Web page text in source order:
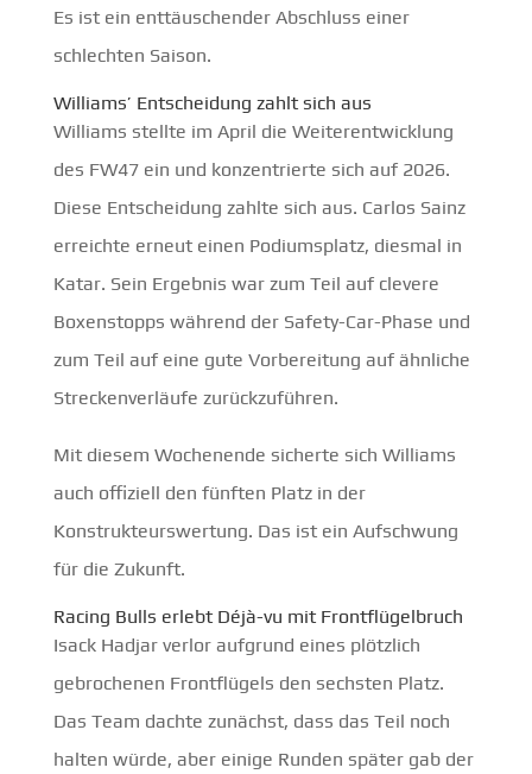
Es ist ein enttäuschender Abschluss einer
schlechten Saison.
Williams’ Entscheidung zahlt sich aus
Williams stellte im April die Weiterentwicklung
des FW47 ein und konzentrierte sich auf 2026.
Diese Entscheidung zahlte sich aus. Carlos Sainz
erreichte erneut einen Podiumsplatz, diesmal in
Katar. Sein Ergebnis war zum Teil auf clevere
Boxenstopps während der Safety-Car-Phase und
zum Teil auf eine gute Vorbereitung auf ähnliche
Streckenverläufe zurückzuführen.
Mit diesem Wochenende sicherte sich Williams
auch offiziell den fünften Platz in der
Konstrukteurswertung. Das ist ein Aufschwung
für die Zukunft.
Racing Bulls erlebt Déjà-vu mit Frontflügelbruch
Isack Hadjar verlor aufgrund eines plötzlich
gebrochenen Frontflügels den sechsten Platz.
Das Team dachte zunächst, dass das Teil noch
halten würde, aber einige Runden später gab der